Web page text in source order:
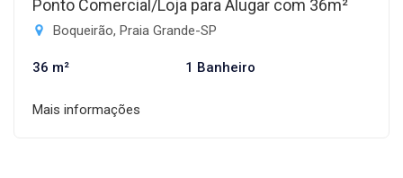
Ponto Comercial/Loja para Alugar com 36m²
Boqueirão, Praia Grande-SP
36 m² 1 Banheiro
Mais informações